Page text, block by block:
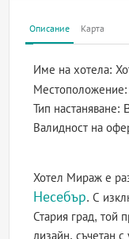
Описание Карта
Име на хотела:
Местоположение:
Тип настаняване:
Валидност на
Хотел Мираж е
Несебър. С
Стария град, той
дизайн, съчетан